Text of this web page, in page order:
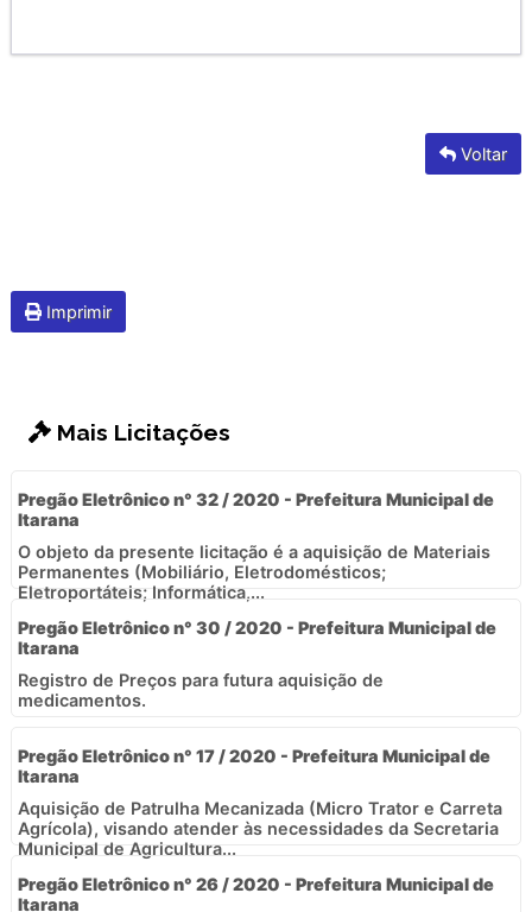
Voltar
Imprimir
Mais Licitações
Pregão Eletrônico n° 32 / 2020 - Prefeitura Municipal de
Itarana
O objeto da presente licitação é a aquisição de Materiais
Permanentes (Mobiliário, Eletrodomésticos;
Eletroportáteis; Informática,...
Pregão Eletrônico n° 30 / 2020 - Prefeitura Municipal de
Itarana
Registro de Preços para futura aquisição de
medicamentos.
Pregão Eletrônico n° 17 / 2020 - Prefeitura Municipal de
Itarana
Aquisição de Patrulha Mecanizada (Micro Trator e Carreta
Agrícola), visando atender às necessidades da Secretaria
Municipal de Agricultura...
Pregão Eletrônico n° 26 / 2020 - Prefeitura Municipal de
Itarana